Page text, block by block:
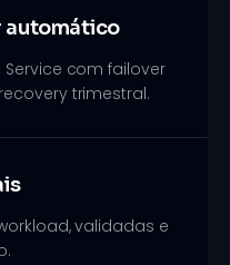
automático
Service com failover
trimestral.
validadas e